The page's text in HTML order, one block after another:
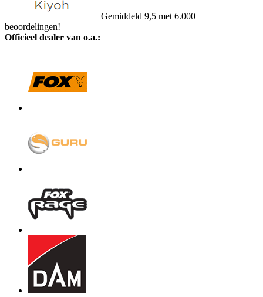
Gemiddeld 9,5 met 6.000+
beoordelingen!
Officieel dealer van o.a.: